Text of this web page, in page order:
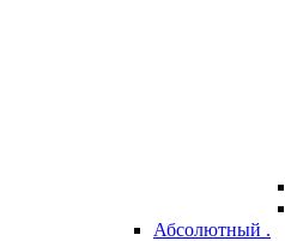
Абсолютный .